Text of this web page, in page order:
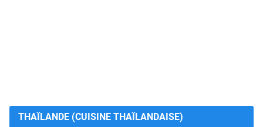
THAÏLANDE (CUISINE THAÏLANDAISE)